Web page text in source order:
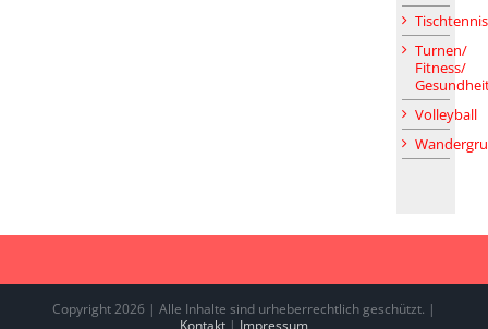
Tischtennis
Turnen/
Fitness/
Volleyball
Copyright 2026 | Alle Inhalte sind urheberrechtlich geschützt. |